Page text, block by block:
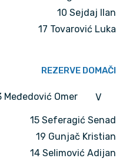
10 Sejdaj Ilan
17 Tovarović Luka
REZERVE DOMAČI
Međedović Omer V
15 Seferagić Senad
19 Gunjač Kristian
14 Selimović Adijan